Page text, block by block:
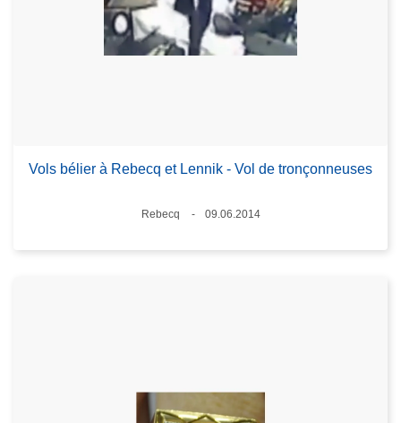
Vols bélier à Rebecq et Lennik - Vol de tronçonneuses
Standort
Rebecq
09.06.2014